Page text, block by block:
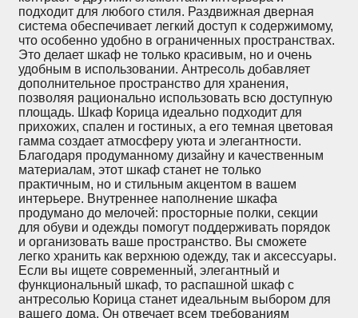
подходит для любого стиля. Раздвижная дверная
система обеспечивает легкий доступ к содержимому,
что особенно удобно в ограниченных пространствах.
Это делает шкаф не только красивым, но и очень
удобным в использовании. Антресоль добавляет
дополнительное пространство для хранения,
позволяя рационально использовать всю доступную
площадь. Шкаф Корица идеально подходит для
прихожих, спален и гостиных, а его темная цветовая
гамма создает атмосферу уюта и элегантности.
Благодаря продуманному дизайну и качественным
материалам, этот шкаф станет не только
практичным, но и стильным акцентом в вашем
интерьере. Внутреннее наполнение шкафа
продумано до мелочей: просторные полки, секции
для обуви и одежды помогут поддерживать порядок
и организовать ваше пространство. Вы сможете
легко хранить как верхнюю одежду, так и аксессуары.
Если вы ищете современный, элегантный и
функциональный шкаф, то распашной шкаф с
антресолью Корица станет идеальным выбором для
вашего дома. Он отвечает всем требованиям